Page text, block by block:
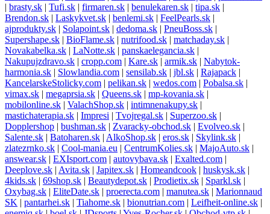
| brasty.sk | Tufi.sk | firmaren.sk | benulekaren.sk | tipa.sk |
Brendon.sk | Laskykvet.sk | benlemi.sk | FeelPearls.sk |
ajprodukty.sk | Solapoint.sk | dedoma.sk | PneuBoss.sk |
Supershape.sk | BioFlame.sk | nutrifood.sk | matchaday.sk |
Novakabelka.sk | LaNotte.sk | panskaelegancia.sk |
Nakupujzdravo.sk | cropp.com | Kare.sk | armik.sk | Nabytok-
harmonia.sk | Slowlandia.com | sensilab.sk | jbl.sk | Rajapack |
KancelarskeStolicky.com | pelikan.sk | wedos.com | Pobalsa.sk |
vimax.sk | megaprsia.sk | Queens.sk | mp-kovania.sk |
mobilonline.sk | ValachShop.sk | intimnenakupy.sk |
mastichaterapia.sk | Impresi | Tvojregal.sk | Superzoo.sk |
Dopplershop | bushman.sk | Zvaracky-obchod.sk | Evolveo.sk |
Salente.sk | Batoharen.sk | AlkoShop.sk | eros.sk | Skylink.sk |
zlatezrnko.sk | Cool-mania.eu | CentrumKolies.sk | MajoAuto.sk |
answear.sk | EXIsport.com | autovybava.sk | Exalted.com |
Deeplove.sk | Avita.sk | Japitex.sk | Homeandcook | huskysk.sk |
4kids.sk | 69shop.sk | Beautydepot.sk | Prodietix.sk | Sparkl.sk |
Oxybag.sk | EliteDate.sk | proerecta.com | manutea.sk | Marionnaud
SK | pantarhei.sk | Tiahome.sk | bionutrian.com | Leifheit-online.sk |